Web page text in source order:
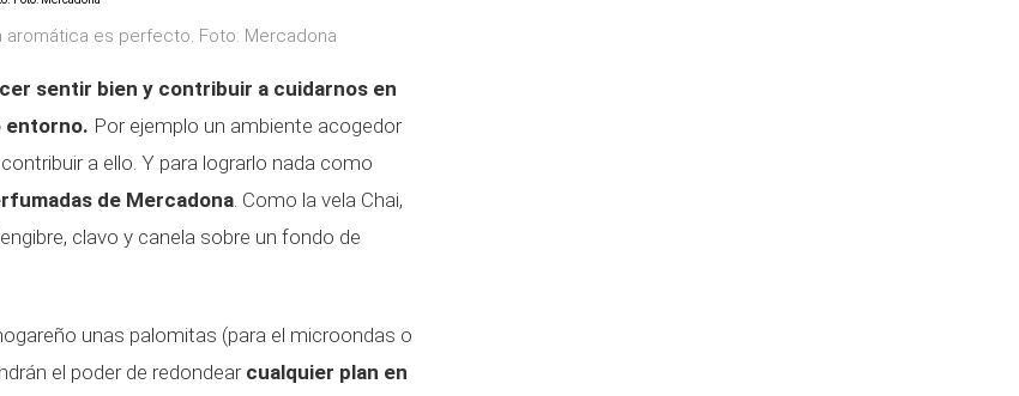
aromática es perfecto. Foto: Mercadona
sentir bien y contribuir a cuidarnos en
entorno. Por ejemplo un ambiente acogedor
a ello. Y para lograrlo nada como
de Mercadona. Como la vela Chai,
clavo y canela sobre un fondo de
unas palomitas (para el microondas o
el poder de redondear cualquier plan en